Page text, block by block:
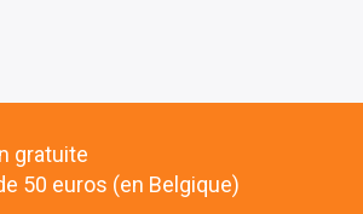
gratuite
50 euros (en Belgique)